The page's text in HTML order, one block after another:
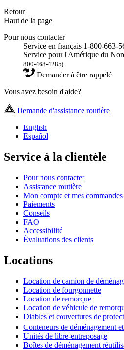
Retour
Haut de la page
Pour nous contacter
Service en français 1-800-663-
Service pour l'Amérique du
800-468-4285)
Demander à être rappelé
Vous avez besoin d'aide?
Demande d'assistance routière
English
Español
Service à la clientèle
Pour nous contacter
Assistance routière
Mon compte et mes commandes
Paiements
Conseils
FAQ
Accessibilité
Évaluations des clients
Locations
Location de camion de
Location de fourgonnette
Location de remorque
Location de véhicule de
Diables et couvertures de
Conteneurs de déménagement
Unités de libre-entreposage
Boîtes de déménagement